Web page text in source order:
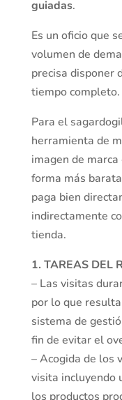
guiadas.
Es un oficio que
volumen de
precisa disponer
tiempo completo.
Para el
herramienta de
imagen de marca
forma más
paga bien
indirectamente
tienda.
1. TAREAS DEL
– Las visitas
por lo que
sistema de
fin de evitar el
– Acogida de los
visita incluyendo
los productos